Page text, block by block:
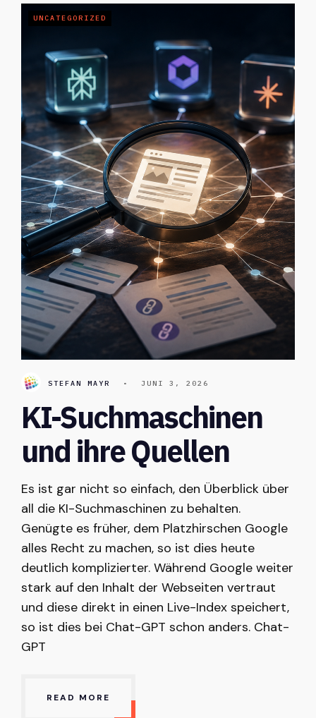
UNCATEGORIZED
STEFAN MAYR • JUNI 3, 2026
KI-Suchmaschinen
und ihre Quellen
Es ist gar nicht so einfach, den Überblick über
all die KI-Suchmaschinen zu behalten.
Genügte es früher, dem Platzhirschen Google
alles Recht zu machen, so ist dies heute
deutlich komplizierter. Während Google weiter
stark auf den Inhalt der Webseiten vertraut
und diese direkt in einen Live-Index speichert,
so ist dies bei Chat-GPT schon anders. Chat-
GPT
READ MORE